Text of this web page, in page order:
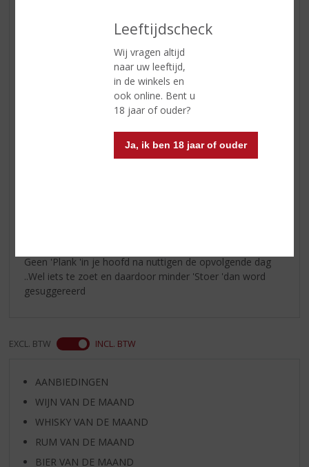
Leeftijdscheck
Wij vragen altijd
naar uw leeftijd,
in de winkels en
ook online. Bent u
18 jaar of ouder?
Ja, ik ben 18 jaar of ouder
Te zoet en daardoor niet Stoer
Geen 'Plank 'in je hoofd na nuttigen de opvolgende dag
..Wel iets te zoet en daardoor minder 'Stoer 'dan word
gesuggereerd
EXCL. BTW INCL. BTW
AANBIEDINGEN
WIJN VAN DE MAAND
WHISKY VAN DE MAAND
RUM VAN DE MAAND
BIER VAN DE MAAND